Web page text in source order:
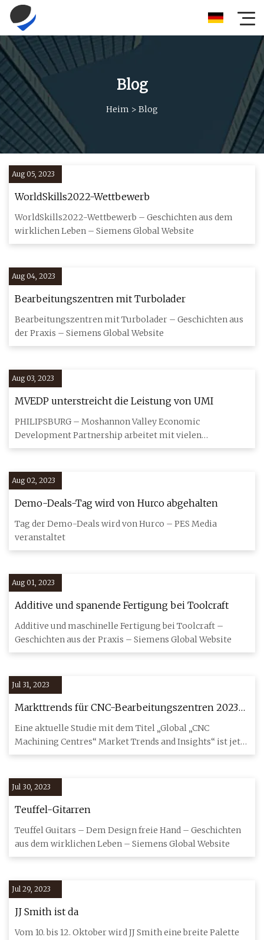
Blog
Heim > Blog
Aug 05, 2023
WorldSkills2022-Wettbewerb
WorldSkills2022-Wettbewerb – Geschichten aus dem
wirklichen Leben – Siemens Global Website
Aug 04, 2023
Bearbeitungszentren mit Turbolader
Bearbeitungszentren mit Turbolader – Geschichten aus
der Praxis – Siemens Global Website
Aug 03, 2023
MVEDP unterstreicht die Leistung von UMI
PHILIPSBURG – Moshannon Valley Economic
Development Partnership arbeitet mit vielen
Unternehmen in der gesamten Region
Aug 02, 2023
Demo-Deals-Tag wird von Hurco abgehalten
Tag der Demo-Deals wird von Hurco – PES Media
veranstaltet
Aug 01, 2023
Additive und spanende Fertigung bei Toolcraft
Additive und maschinelle Fertigung bei Toolcraft –
Geschichten aus der Praxis – Siemens Global Website
Jul 31, 2023
Markttrends für CNC-Bearbeitungszentren 2023
mit Analyse der Hauptakteure Yamazaki Mazak,
Okuma, Hurco
Eine aktuelle Studie mit dem Titel „Global „CNC
Machining Centres“ Market Trends and Insights“ ist jetzt
auf Orbisresea
Jul 30, 2023
Teuffel-Gitarren
Teuffel Guitars – Dem Design freie Hand – Geschichten
aus dem wirklichen Leben – Siemens Global Website
Jul 29, 2023
JJ Smith ist da
Vom 10. bis 12. Oktober wird JJ Smith eine breite Palette